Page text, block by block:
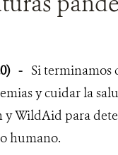
- Si terminamos
y cuidar la
y WildAid para
humano.